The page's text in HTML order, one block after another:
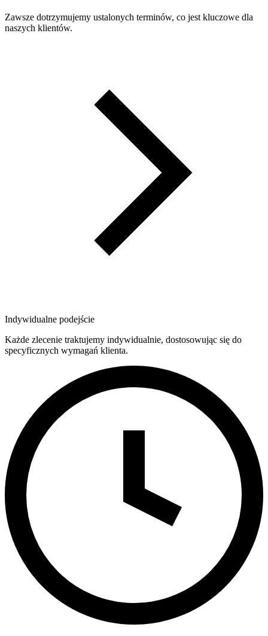
Zawsze dotrzymujemy ustalonych terminów, co jest kluczowe dla
naszych klientów.
Indywidualne podejście
Każde zlecenie traktujemy indywidualnie, dostosowując się do
specyficznych wymagań klienta.